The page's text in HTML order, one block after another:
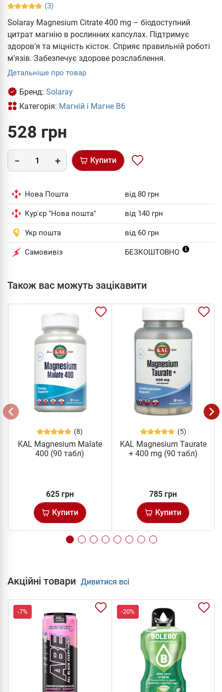
(3)
Solaray Magnesium Citrate 400 mg – біодоступний
цитрат магнію в рослинних капсулах. Підтримує
здоров’я та міцність кісток. Сприяє правильній роботі
м’язів. Забезпечує здорове розслаблення.
Детальніше про товар
Бренд: Solaray
Категорія: Магній і Магне В6
528 грн
Купити
Нова Пошта від 80 грн
Кур'єр "Нова пошта" від 140 грн
Укр пошта від 60 грн
Самовивіз БЕЗКОШТОВНО
Також вас можуть зацікавити
(8)
KAL Magnesium Malate
400 (90 табл)
625 грн
Купити
(5)
KAL Magnesium Taurate
+ 400 mg (90 табл)
785 грн
Купити
Акційні товари Дивитися всі
-7% -20%